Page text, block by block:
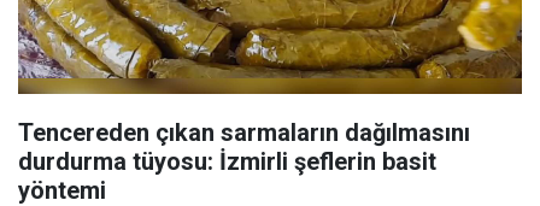
Tencereden çıkan sarmaların dağılmasını
durdurma tüyosu: İzmirli şeflerin basit
yöntemi